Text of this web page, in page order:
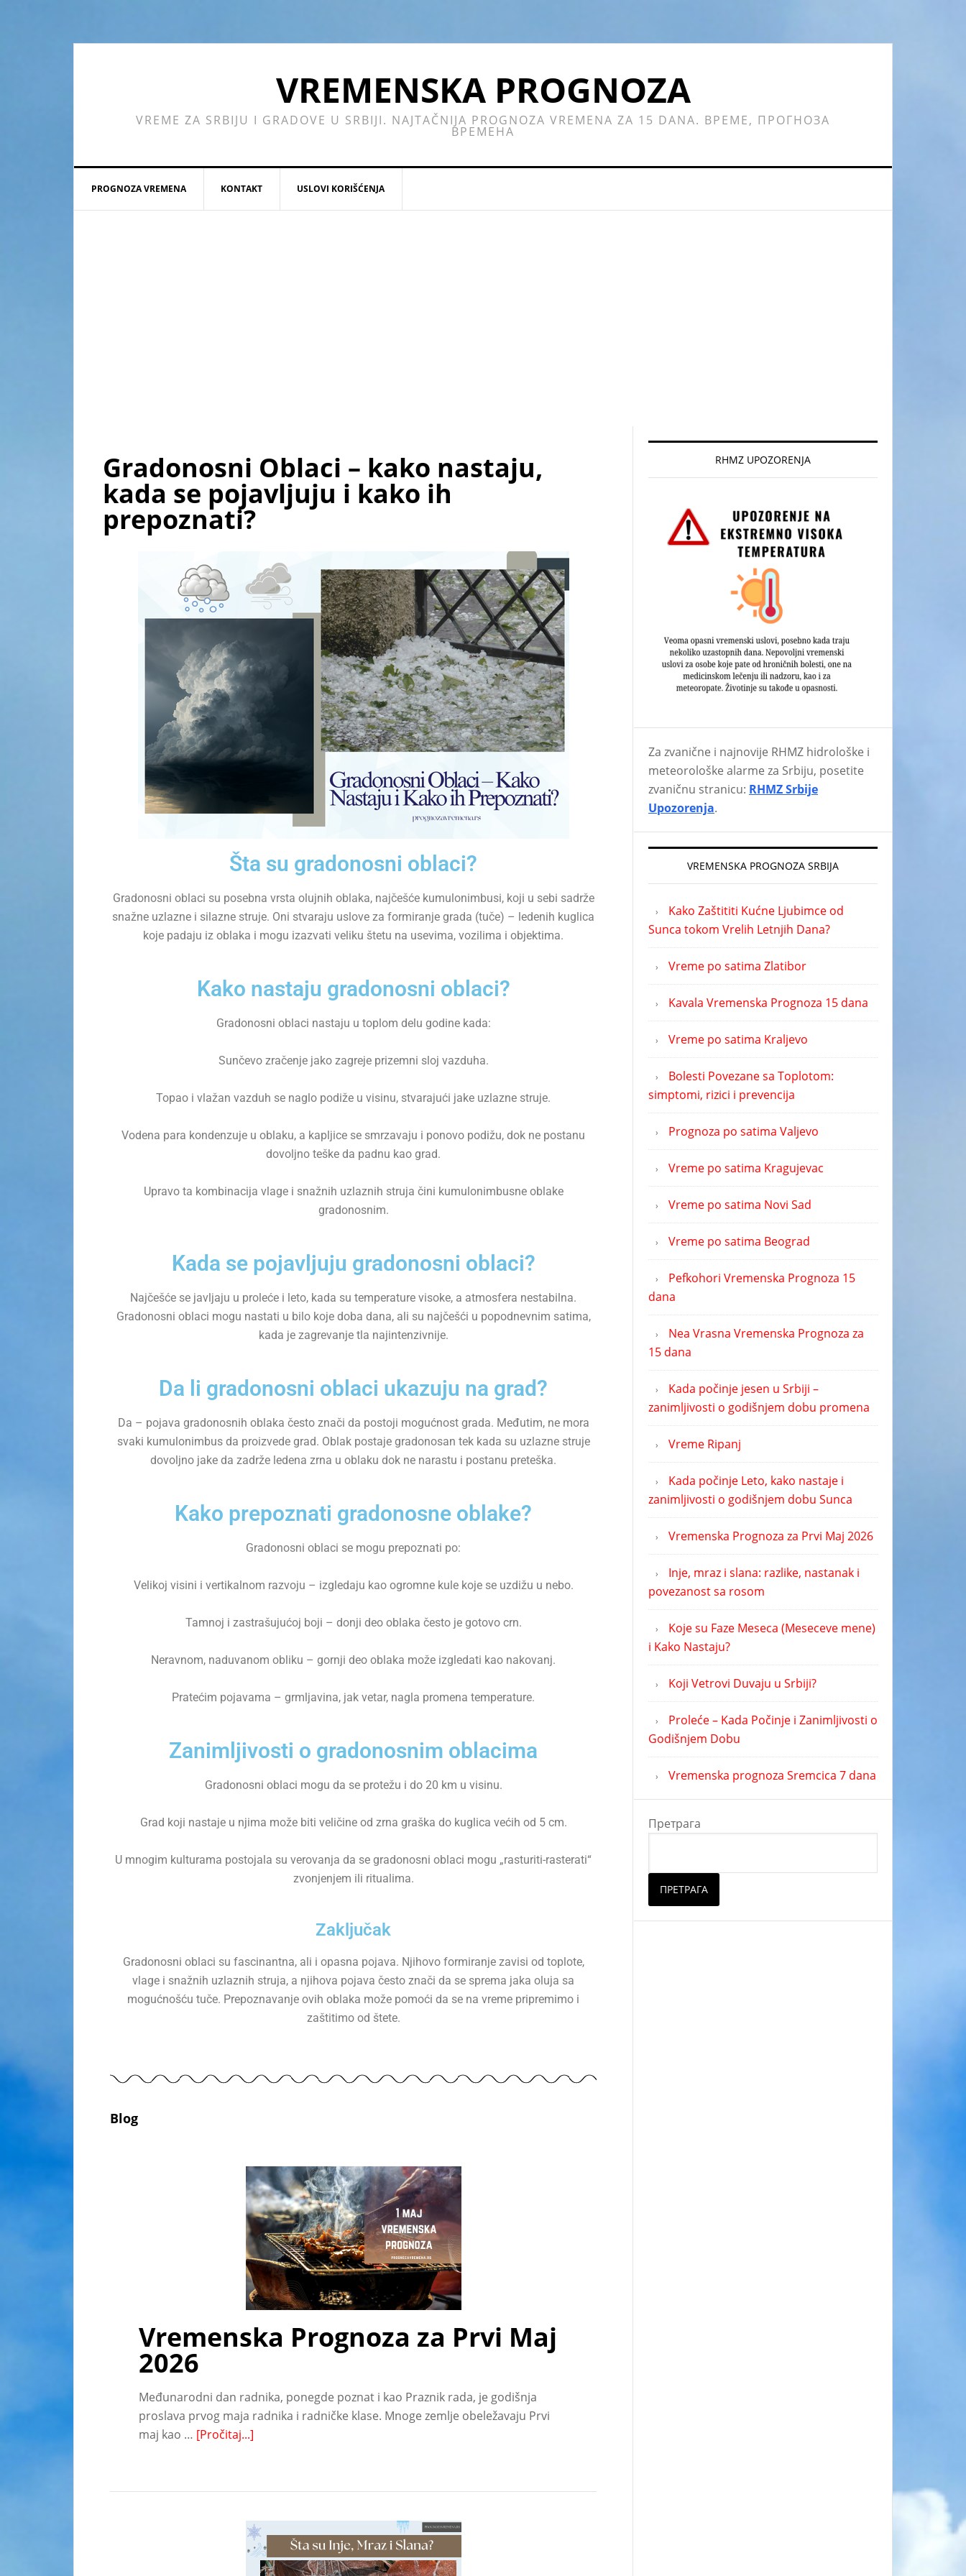
VREMENSKA PROGNOZA
VREME ZA SRBIJU I GRADOVE U SRBIJI. NAJTAČNIJA PROGNOZA VREMENA ZA 15 DANA. ВРЕМЕ, ПРОГНОЗА
ВРЕМЕНА
PROGNOZA VREMENA KONTAKT USLOVI KORIŠĆENJA
Gradonosni Oblaci – kako nastaju,
kada se pojavljuju i kako ih
prepoznati?
Šta su gradonosni oblaci?
Gradonosni oblaci su posebna vrsta olujnih oblaka, najčešće kumulonimbusi, koji u sebi sadrže
snažne uzlazne i silazne struje. Oni stvaraju uslove za formiranje grada (tuče) – ledenih kuglica
koje padaju iz oblaka i mogu izazvati veliku štetu na usevima, vozilima i objektima.
Kako nastaju gradonosni oblaci?
Gradonosni oblaci nastaju u toplom delu godine kada:
Sunčevo zračenje jako zagreje prizemni sloj vazduha.
Topao i vlažan vazduh se naglo podiže u visinu, stvarajući jake uzlazne struje.
Vodena para kondenzuje u oblaku, a kapljice se smrzavaju i ponovo podižu, dok ne postanu
dovoljno teške da padnu kao grad.
Upravo ta kombinacija vlage i snažnih uzlaznih struja čini kumulonimbusne oblake
gradonosnim.
Kada se pojavljuju gradonosni oblaci?
Najčešće se javljaju u proleće i leto, kada su temperature visoke, a atmosfera nestabilna.
Gradonosni oblaci mogu nastati u bilo koje doba dana, ali su najčešći u popodnevnim satima,
kada je zagrevanje tla najintenzivnije.
Da li gradonosni oblaci ukazuju na grad?
Da – pojava gradonosnih oblaka često znači da postoji mogućnost grada. Međutim, ne mora
svaki kumulonimbus da proizvede grad. Oblak postaje gradonosan tek kada su uzlazne struje
dovoljno jake da zadrže ledena zrna u oblaku dok ne narastu i postanu preteška.
Kako prepoznati gradonosne oblake?
Gradonosni oblaci se mogu prepoznati po:
Velikoj visini i vertikalnom razvoju – izgledaju kao ogromne kule koje se uzdižu u nebo.
Tamnoj i zastrašujućoj boji – donji deo oblaka često je gotovo crn.
Neravnom, naduvanom obliku – gornji deo oblaka može izgledati kao nakovanj.
Pratećim pojavama – grmljavina, jak vetar, nagla promena temperature.
Zanimljivosti o gradonosnim oblacima
Gradonosni oblaci mogu da se protežu i do 20 km u visinu.
Grad koji nastaje u njima može biti veličine od zrna graška do kuglica većih od 5 cm.
U mnogim kulturama postojala su verovanja da se gradonosni oblaci mogu „rasturiti-rasterati“
zvonjenjem ili ritualima.
Zaključak
Gradonosni oblaci su fascinantna, ali i opasna pojava. Njihovo formiranje zavisi od toplote,
vlage i snažnih uzlaznih struja, a njihova pojava često znači da se sprema jaka oluja sa
mogućnošću tuče. Prepoznavanje ovih oblaka može pomoći da se na vreme pripremimo i
zaštitimo od štete.
Blog
Vremenska Prognoza za Prvi Maj
2026
Međunarodni dan radnika, ponegde poznat i kao Praznik rada, je godišnja
proslava prvog maja radnika i radničke klase. Mnoge zemlje obeležavaju Prvi
maj kao … [Pročitaj...]
RHMZ UPOZORENJA
Za zvanične i najnovije RHMZ hidrološke i
meteorološke alarme za Srbiju, posetite
zvaničnu stranicu: RHMZ Srbije
Upozorenja.
VREMENSKA PROGNOZA SRBIJA
Kako Zaštititi Kućne Ljubimce od
Sunca tokom Vrelih Letnjih Dana?
Vreme po satima Zlatibor
Kavala Vremenska Prognoza 15 dana
Vreme po satima Kraljevo
Bolesti Povezane sa Toplotom:
simptomi, rizici i prevencija
Prognoza po satima Valjevo
Vreme po satima Kragujevac
Vreme po satima Novi Sad
Vreme po satima Beograd
Pefkohori Vremenska Prognoza 15
dana
Nea Vrasna Vremenska Prognoza za
15 dana
Kada počinje jesen u Srbiji –
zanimljivosti o godišnjem dobu promena
Vreme Ripanj
Kada počinje Leto, kako nastaje i
zanimljivosti o godišnjem dobu Sunca
Vremenska Prognoza za Prvi Maj 2026
Inje, mraz i slana: razlike, nastanak i
povezanost sa rosom
Koje su Faze Meseca (Meseceve mene)
i Kako Nastaju?
Koji Vetrovi Duvaju u Srbiji?
Proleće – Kada Počinje i Zanimljivosti o
Godišnjem Dobu
Vremenska prognoza Sremcica 7 dana
Претрага
ПРЕТРАГА